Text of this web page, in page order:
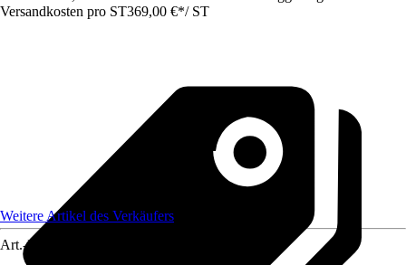
Versandkosten pro ST369,00 €*/ ST
Weitere Artikel des Verkäufers
Art.-Nr.